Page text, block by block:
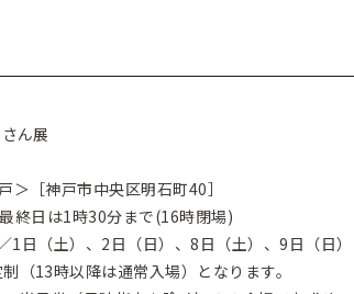
ん展
［神戸市中央区明石町40］
終日は1時30分まで(16時閉場)
日（土）、2日（日）、8日（土）、9日（日）
（13時以降は通常入場）となります。